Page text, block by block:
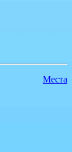
Места